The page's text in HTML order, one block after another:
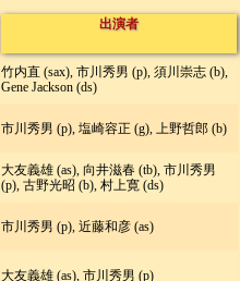
出演者
竹内直 (sax), 市川秀男 (p), 須川崇志 (b),
Gene Jackson (ds)
市川秀男 (p), 塩崎容正 (g), 上野哲郎 (b)
大友義雄 (as), 向井滋春 (tb), 市川秀男
(p), 古野光昭 (b), 村上寛 (ds)
市川秀男 (p), 近藤和彦 (as)
大友義雄 (as), 市川秀男 (p)